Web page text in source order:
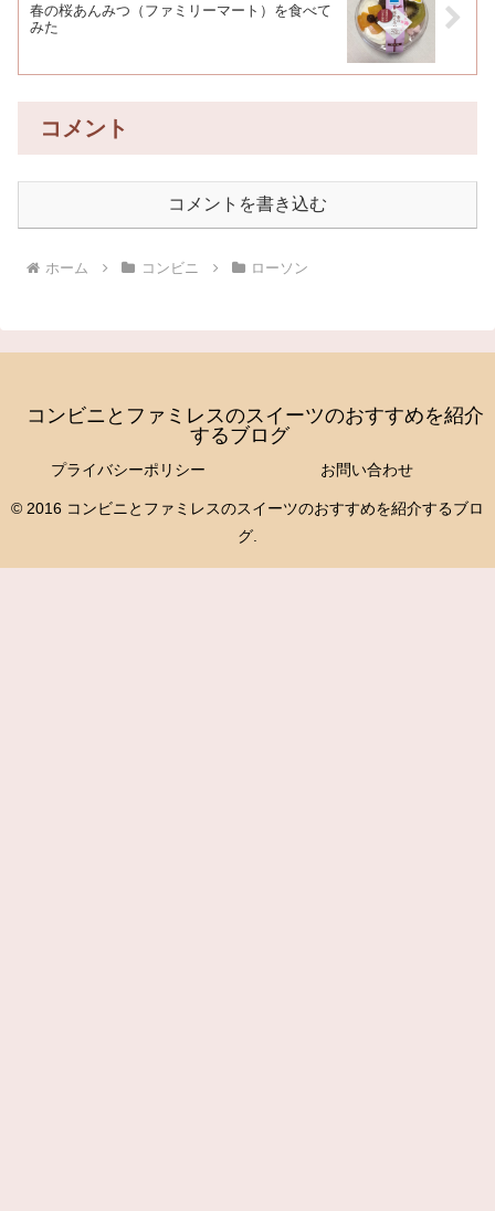
春の桜あんみつ（ファミリーマート）を食べて
みた
コメント
コメントを書き込む
ホーム コンビニ ローソン
コンビニとファミレスのスイーツのおすすめを紹介
するブログ
プライバシーポリシー お問い合わせ
© 2016 コンビニとファミレスのスイーツのおすすめを紹介するブロ
グ.